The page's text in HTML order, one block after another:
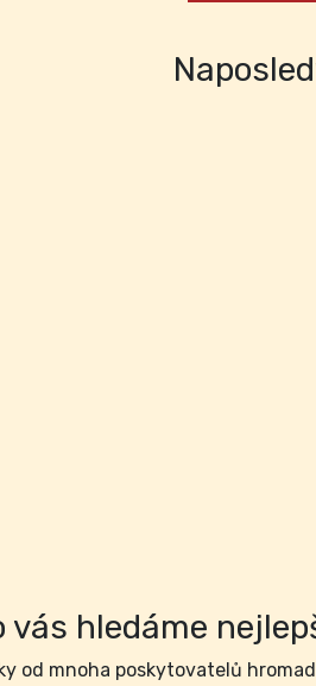
vás hledáme
od mnoha poskytovatelů